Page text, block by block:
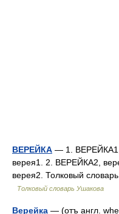
ВЕРЕЙКА — 1. ВЕРЕЙКА1,
верея1. 2. ВЕРЕЙКА2,
верея2. Толковый
Толковый словарь Ушакова
Верейка — (отъ англ.